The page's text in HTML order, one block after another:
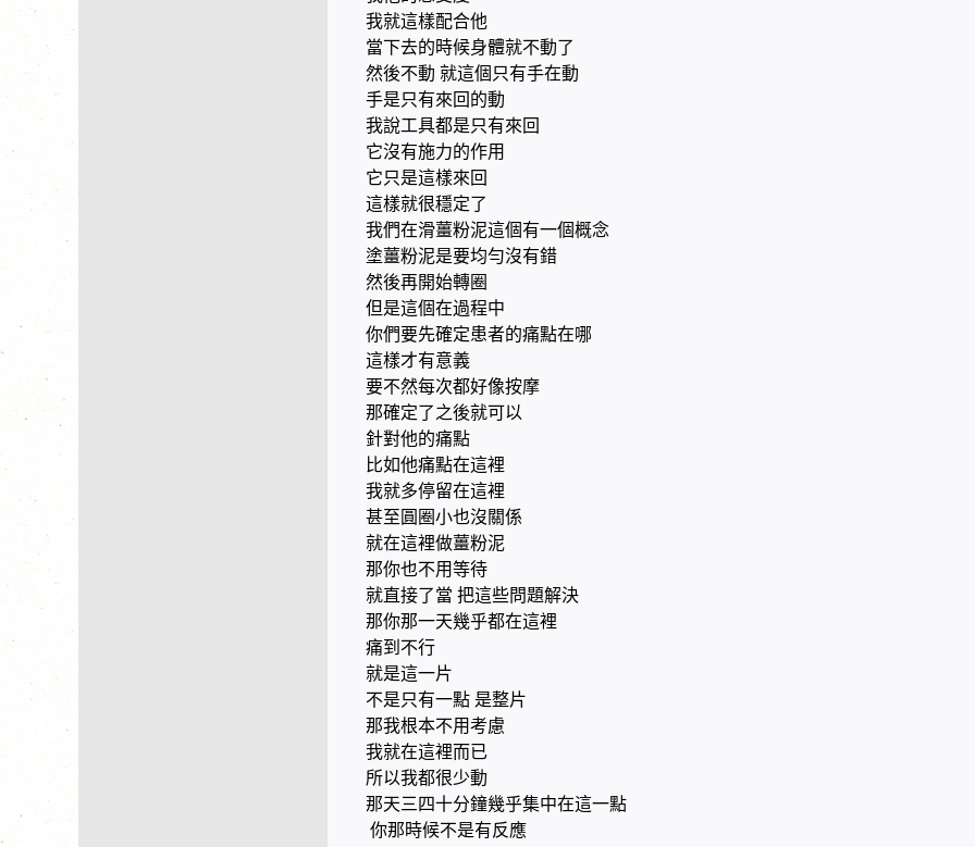
我就這樣配合他
當下去的時候身體就不動了
然後不動 就這個只有手在動
手是只有來回的動
我說工具都是只有來回
它沒有施力的作用
它只是這樣來回
這樣就很穩定了
我們在滑薑粉泥這個有一個概念
塗薑粉泥是要均勻沒有錯
然後再開始轉圈
但是這個在過程中
你們要先確定患者的痛點在哪
這樣才有意義
要不然每次都好像按摩
那確定了之後就可以
針對他的痛點
比如他痛點在這裡
我就多停留在這裡
甚至圓圈小也沒關係
就在這裡做薑粉泥
那你也不用等待
就直接了當 把這些問題解決
那你那一天幾乎都在這裡
痛到不行
就是這一片
不是只有一點 是整片
那我根本不用考慮
我就在這裡而已
所以我都很少動
那天三四十分鐘幾乎集中在這一點
你那時候不是有反應